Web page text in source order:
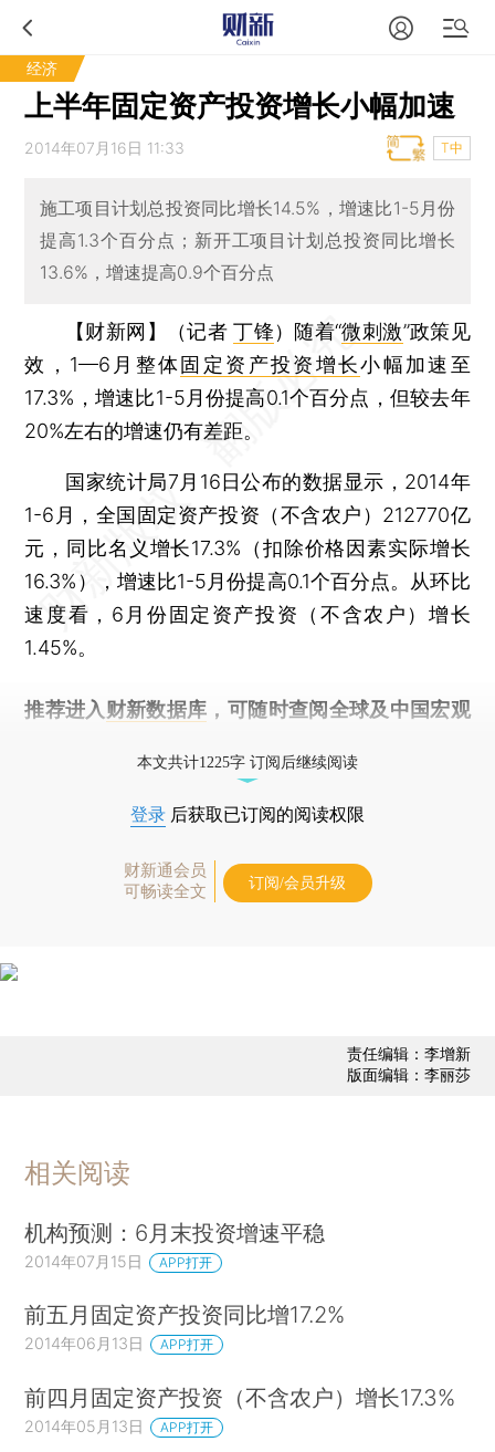
经济
上半年固定资产投资增长小幅加速
2014年07月16日 11:33 T中
施工项目计划总投资同比增长14.5%，增速比1-5月份
提高1.3个百分点；新开工项目计划总投资同比增长
13.6%，增速提高0.9个百分点
【财新网】（记者丁锋） 随着“微刺激”政策见
效，1—6月整体固定资产投资增长小幅加速至
17.3%，增速比1-5月份提高0.1个百分点，但较去年
20%左右的增速仍有差距。
国家统计局7月16日公布的数据显示，2014年
1-6月，全国固定资产投资（不含农户）212770亿
元，同比名义增长17.3%（扣除价格因素实际增长
16.3%），增速比1-5月份提高0.1个百分点。从环比
速度看，6月份固定资产投资（不含农户）增长
1.45%。
推荐进入 财新数据库 ，可随时查阅全球及中国宏观
本文共计1225字 订阅后继续阅读
登录 后获取已订阅的阅读权限
财新通会员
可畅读全文
订阅/会员升级
责任编辑：李增新
版面编辑：李丽莎
相关阅读
机构预测：6月末投资增速平稳
2014年07月15日 APP打开
前五月固定资产投资同比增17.2%
2014年06月13日 APP打开
前四月固定资产投资（不含农户）增长17.3%
2014年05月13日 APP打开